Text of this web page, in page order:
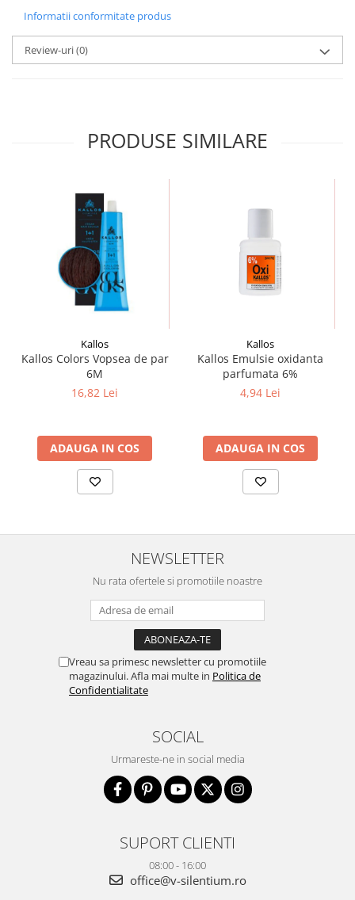
Informatii conformitate produs
Review-uri(0)
PRODUSE SIMILARE
Kallos
Kallos Colors Vopsea de par
6M
16,82 Lei
ADAUGA IN COS
Kallos
Kallos Emulsie oxidanta
parfumata 6%
4,94 Lei
ADAUGA IN COS
NEWSLETTER
Nu rata ofertele si promotiile noastre
Vreau sa primesc newsletter cu promotiile
magazinului. Afla mai multe in Politica de
Confidentialitate
SOCIAL
Urmareste-ne in social media
SUPORT CLIENTI
08:00 - 16:00
office@v-silentium.ro